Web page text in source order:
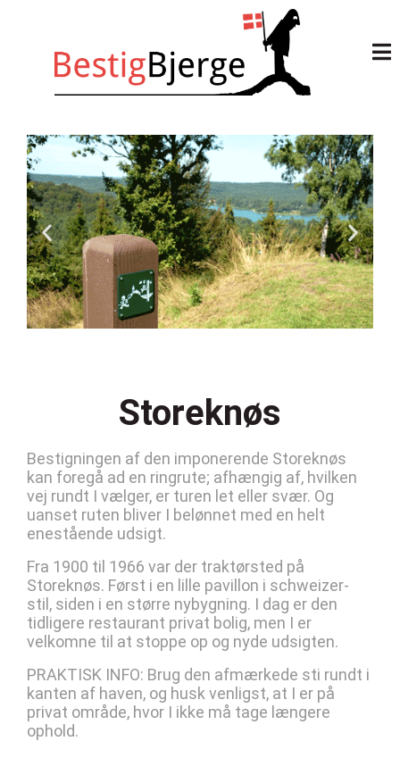
Storeknøs
Bestigningen af den imponerende Storeknøs
kan foregå ad en ringrute; afhængig af, hvilken
vej rundt I vælger, er turen let eller svær. Og
uanset ruten bliver I belønnet med en helt
enestående udsigt.
Fra 1900 til 1966 var der traktørsted på
Storeknøs. Først i en lille pavillon i schweizer-
stil, siden i en større nybygning. I dag er den
tidligere restaurant privat bolig, men I er
velkomne til at stoppe op og nyde udsigten.
PRAKTISK INFO: Brug den afmærkede sti rundt i
kanten af haven, og husk venligst, at I er på
privat område, hvor I ikke må tage længere
ophold.